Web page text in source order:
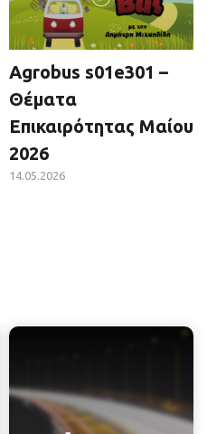
Agrobus s01e301 –
Θέματα
Επικαιρότητας Μαίου
2026
14.05.2026